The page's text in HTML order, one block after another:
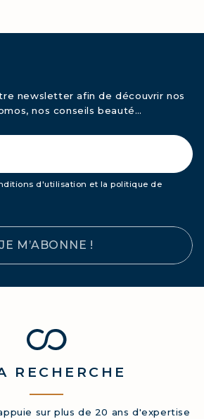
newsletter afin de découvrir nos
nos conseils beauté…
d'utilisation et la politique de
JE M’ABONNE !
RECHERCHE
sur plus de 20 ans d'expertise